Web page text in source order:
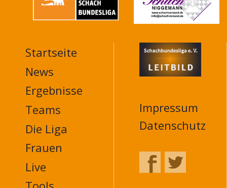
MAIN
NAVIGATION
FOOTER
Startseite
News
Ergebnisse
Teams
Die Liga
Frauen
Live
Impressum
Datenschutz